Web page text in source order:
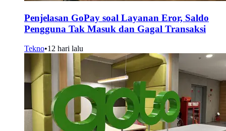
Penjelasan GoPay soal Layanan Eror, Saldo
Pengguna Tak Masuk dan Gagal Transaksi
Tekno•12 hari lalu